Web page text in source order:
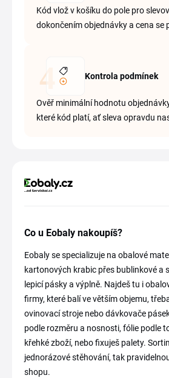
Kód vlož v košíku do pole pro
dokončením objednávky a cena se
Kontrola podmínek
Ověř minimální hodnotu
které kód platí, ať sleva opravdu
Co u Eobaly nakoupíš?
Eobaly se specializuje na obalové
kartonových krabic přes bublinkové a
lepicí pásky a výplně. Najdeš tu i
firmy, které balí ve větším objemu,
ovinovací stroje nebo dávkovače
podle rozměru a nosnosti, fólie podle
křehké zboží, nebo fixuješ palety.
jednorázové stěhování, tak
shopu.